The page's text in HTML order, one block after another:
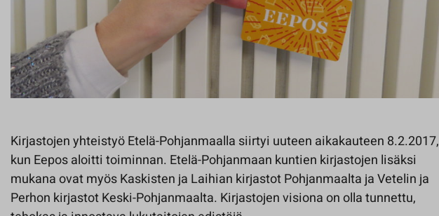
Kirjastojen yhteistyö Etelä-Pohjanmaalla siirtyi uuteen aikakauteen 8.2.2017,
kun Eepos aloitti toiminnan. Etelä-Pohjanmaan kuntien kirjastojen lisäksi
mukana ovat myös Kaskisten ja Laihian kirjastot Pohjanmaalta ja Vetelin ja
Perhon kirjastot Keski-Pohjanmaalta. Kirjastojen visiona on olla tunnettu,